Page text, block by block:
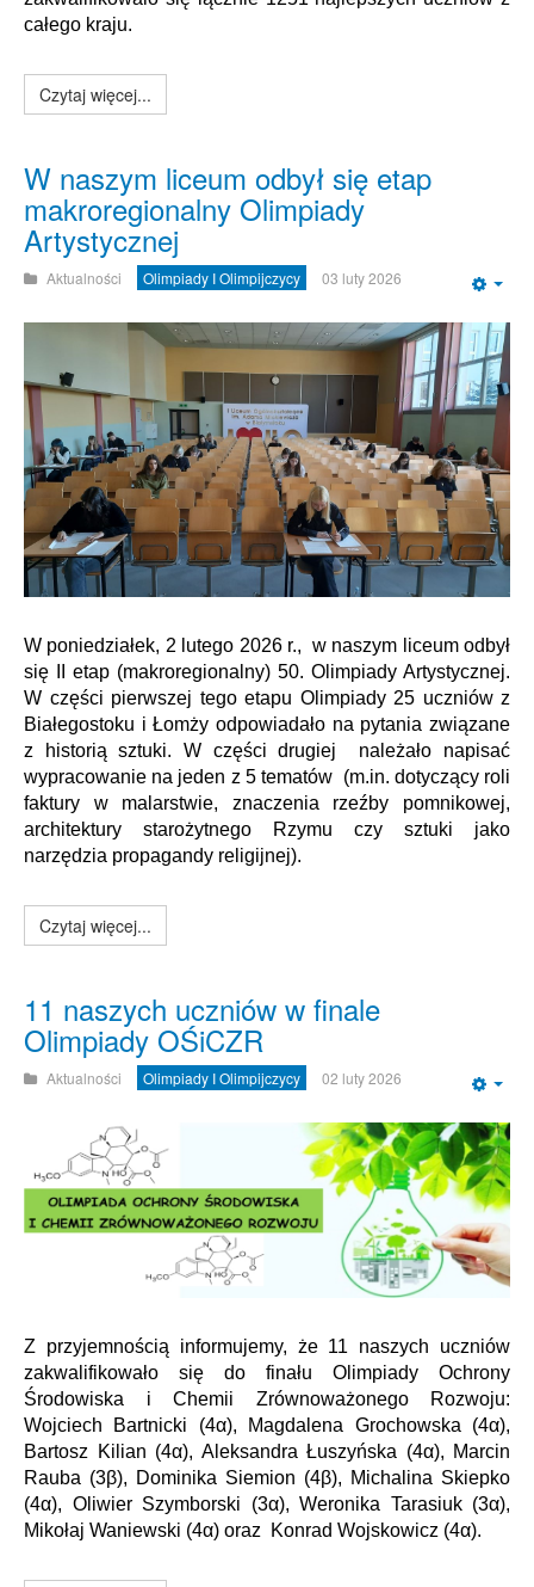
całego kraju.
Czytaj więcej...
W naszym liceum odbył się etap
makroregionalny Olimpiady
Artystycznej
Aktualności Olimpiady I Olimpijczycy 03 luty 2026
W poniedziałek, 2 lutego 2026 r., w naszym liceum odbył
się II etap (makroregionalny) 50. Olimpiady Artystycznej.
W części pierwszej tego etapu Olimpiady 25 uczniów z
Białegostoku i Łomży odpowiadało na pytania związane
z historią sztuki. W części drugiej należało napisać
wypracowanie na jeden z 5 tematów (m.in. dotyczący roli
faktury w malarstwie, znaczenia rzeźby pomnikowej,
architektury starożytnego Rzymu czy sztuki jako
narzędzia propagandy religijnej).
Czytaj więcej...
11 naszych uczniów w finale
Olimpiady OŚiCZR
Aktualności Olimpiady I Olimpijczycy 02 luty 2026
Z przyjemnością informujemy, że 11 naszych uczniów
zakwalifikowało się do finału Olimpiady Ochrony
Środowiska i Chemii Zrównoważonego Rozwoju:
Wojciech Bartnicki (4α), Magdalena Grochowska (4α),
Bartosz Kilian (4α), Aleksandra Łuszyńska (4α), Marcin
Rauba (3β), Dominika Siemion (4β), Michalina Skiepko
(4α), Oliwier Szymborski (3α), Weronika Tarasiuk (3α),
Mikołaj Waniewski (4α) oraz Konrad Wojskowicz (4α).